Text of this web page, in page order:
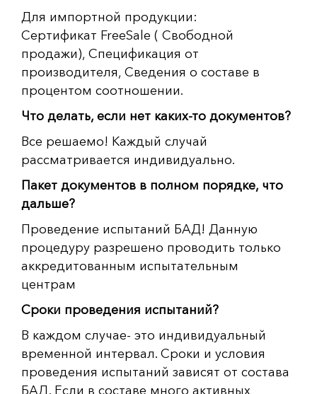
Для импортной продукции:
Сертификат FreeSale ( Свободной
продажи), Спецификация от
производителя, Сведения о составе в
процентом соотношении.
Что делать, если нет каких-то документов?
Все решаемо! Каждый случай
рассматривается индивидуально.
Пакет документов в полном порядке, что
дальше?
Проведение испытаний БАД! Данную
процедуру разрешено проводить только
аккредитованным испытательным
центрам
Сроки проведения испытаний?
В каждом случае- это индивидуальный
временной интервал. Сроки и условия
проведения испытаний зависят от состава
БАД. Если в составе много активных